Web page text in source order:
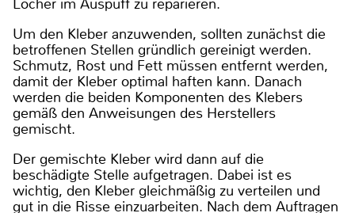
Löcher im Auspuff zu reparieren.
Um den Kleber anzuwenden, sollten zunächst die
betroffenen Stellen gründlich gereinigt werden.
Schmutz, Rost und Fett müssen entfernt werden,
damit der Kleber optimal haften kann. Danach
werden die beiden Komponenten des Klebers
gemäß den Anweisungen des Herstellers
gemischt.
Der gemischte Kleber wird dann auf die
beschädigte Stelle aufgetragen. Dabei ist es
wichtig, den Kleber gleichmäßig zu verteilen und
gut in die Risse einzuarbeiten. Nach dem Auftragen